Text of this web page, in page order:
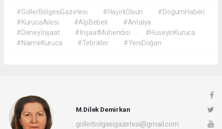
#GöllerBölgesiGazetesi #HayırlıOlsun
#DoğumHaberi
#KurucaAilesi
#AlpBebek
#Antalya
#Deneyİnşaat
#İnşaatMühendisi
#HüseyinKuruca
#NaimeKuruca
#Tebrikler #YeniDoğan
M.Dilek Demirkan
gollerbolgesigazetesi@gmail.com